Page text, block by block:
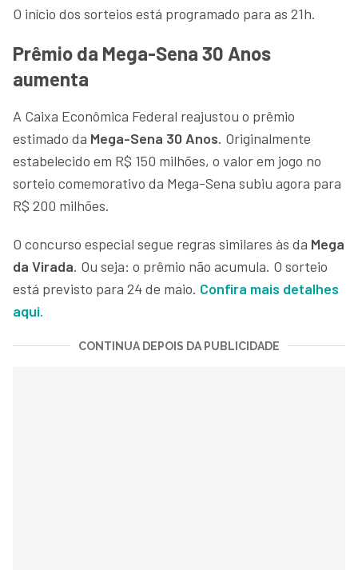
O início dos sorteios está programado para as 21h.
Prêmio da Mega-Sena 30 Anos
aumenta
A Caixa Econômica Federal reajustou o prêmio
estimado da Mega-Sena 30 Anos. Originalmente
estabelecido em R$ 150 milhões, o valor em jogo no
sorteio comemorativo da Mega-Sena subiu agora para
R$ 200 milhões.
O concurso especial segue regras similares às da Mega
da Virada. Ou seja: o prêmio não acumula. O sorteio
está previsto para 24 de maio. Confira mais detalhes
aqui.
CONTINUA DEPOIS DA PUBLICIDADE